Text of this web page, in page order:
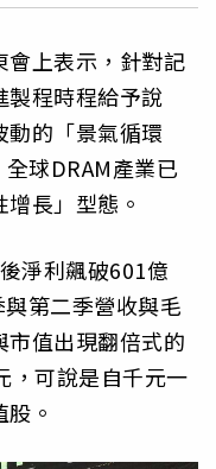
會上表示，針對記
製程時程給予說
的「景氣循環
球DRAM產業已
長」型態。
淨利飆破601億
第二季營收與毛
值出現翻倍式的
，可說是自千元一
。